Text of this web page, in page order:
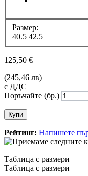
Размер:
40.5 42.5
125,50 €
(245,46 лв)
с ДДС
Поръчайте (бр.)
Купи
Рейтинг: Напишете
Таблица с размери
Таблица с размери